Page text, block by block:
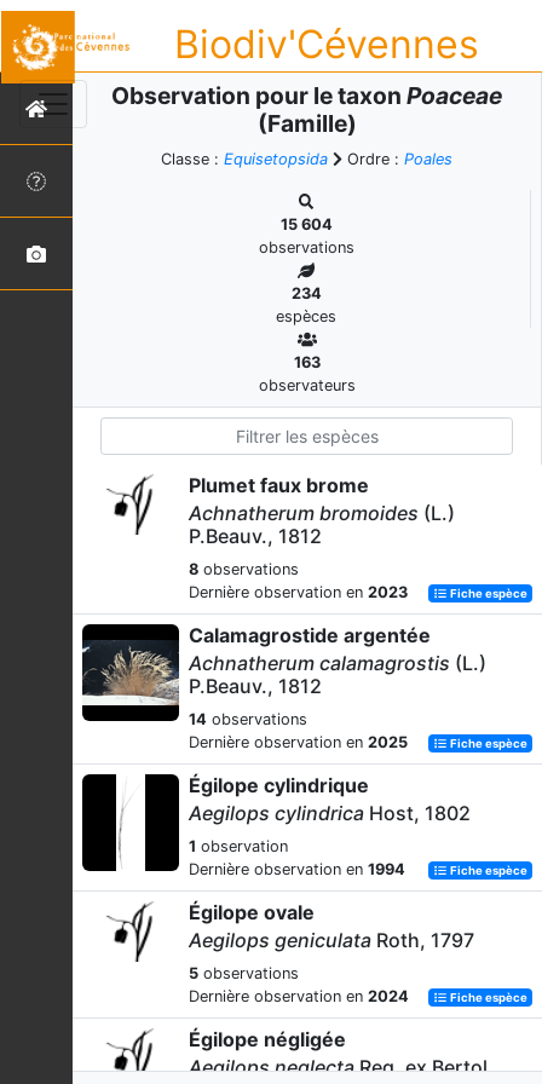
Biodiv'Cévennes
Observation pour le taxon Poaceae
(Famille)
Classe : Equisetopsida Ordre : Poales
15 604
observations
234
espèces
163
observateurs
Plumet faux brome
Achnatherum bromoides (L.)
P.Beauv., 1812
8 observations
Dernière observation en 2023 Fiche espèce
Calamagrostide argentée
Achnatherum calamagrostis (L.)
P.Beauv., 1812
14 observations
Dernière observation en 2025 Fiche espèce
Égilope cylindrique
Aegilops cylindrica Host, 1802
1 observation
Dernière observation en 1994 Fiche espèce
Égilope ovale
Aegilops geniculata Roth, 1797
5 observations
Dernière observation en 2024 Fiche espèce
Égilope négligée
Aegilops neglectaReq. ex Bertol.,